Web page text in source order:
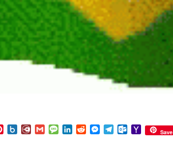
Pinterest
Box.netDiary.RuGmailMessage
LinkedInRedditMessenger
TelegramOutlook.com
YahooSave